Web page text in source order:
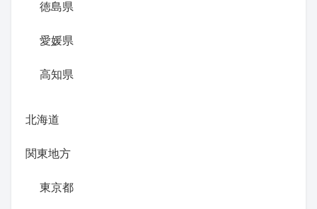
徳島県
愛媛県
高知県
北海道
関東地方
東京都